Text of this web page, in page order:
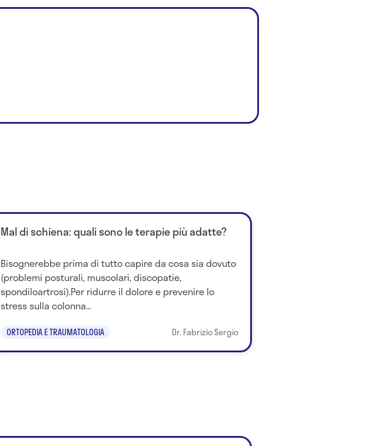
Mal di schiena: quali sono le terapie più adatte?
Bisognerebbe prima di tutto capire da cosa sia dovuto
(problemi posturali, muscolari, discopatie,
spondiloartrosi).Per ridurre il dolore e prevenire lo
stress sulla colonna...
ORTOPEDIA E TRAUMATOLOGIA Dr. Fabrizio Sergio